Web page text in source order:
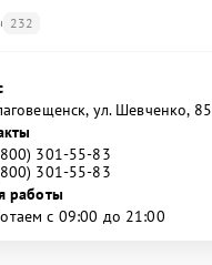
232
ул. Шевченко, 85
301-55-83
301-55-83
работы
с 09:00 до 21:00